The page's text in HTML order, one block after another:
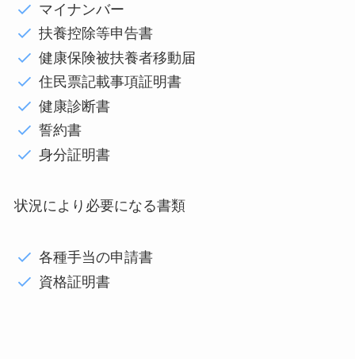
マイナンバー
扶養控除等申告書
健康保険被扶養者移動届
住民票記載事項証明書
健康診断書
誓約書
身分証明書
状況により必要になる書類
各種手当の申請書
資格証明書